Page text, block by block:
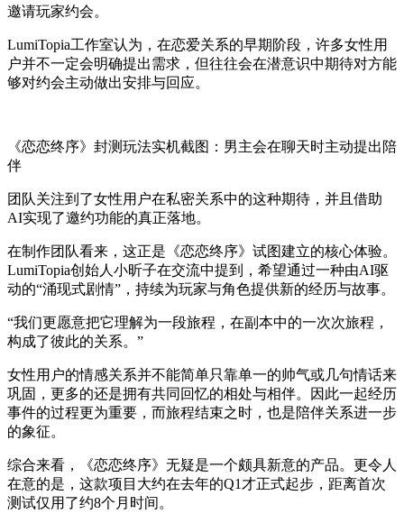
邀请玩家约会。
LumiTopia工作室认为，在恋爱关系的早期阶段，许多女性用
户并不一定会明确提出需求，但往往会在潜意识中期待对方能
够对约会主动做出安排与回应。
《恋恋终序》封测玩法实机截图：男主会在聊天时主动提出陪
伴
团队关注到了女性用户在私密关系中的这种期待，并且借助
AI实现了邀约功能的真正落地。
在制作团队看来，这正是《恋恋终序》试图建立的核心体验。
LumiTopia创始人小昕子在交流中提到，希望通过一种由AI驱
动的“涌现式剧情”，持续为玩家与角色提供新的经历与故事。
“我们更愿意把它理解为一段旅程，在副本中的一次次旅程，
构成了彼此的关系。”
女性用户的情感关系并不能简单只靠单一的帅气或几句情话来
巩固，更多的还是拥有共同回忆的相处与相伴。因此一起经历
事件的过程更为重要，而旅程结束之时，也是陪伴关系进一步
的象征。
综合来看，《恋恋终序》无疑是一个颇具新意的产品。更令人
在意的是，这款项目大约在去年的Q1才正式起步，距离首次
测试仅用了约8个月时间。